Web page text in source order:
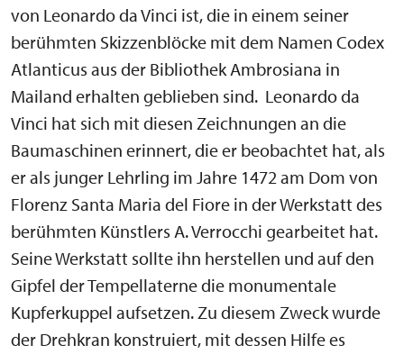
von Leonardo da Vinci ist, die in einem seiner
berühmten Skizzenblöcke mit dem Namen Codex
Atlanticus aus der Bibliothek Ambrosiana in
Mailand erhalten geblieben sind. Leonardo da
Vinci hat sich mit diesen Zeichnungen an die
Baumaschinen erinnert, die er beobachtet hat, als
er als junger Lehrling im Jahre 1472 am Dom von
Florenz Santa Maria del Fiore in der Werkstatt des
berühmten Künstlers A. Verrocchi gearbeitet hat.
Seine Werkstatt sollte ihn herstellen und auf den
Gipfel der Tempellaterne die monumentale
Kupferkuppel aufsetzen. Zu diesem Zweck wurde
der Drehkran konstruiert, mit dessen Hilfe es